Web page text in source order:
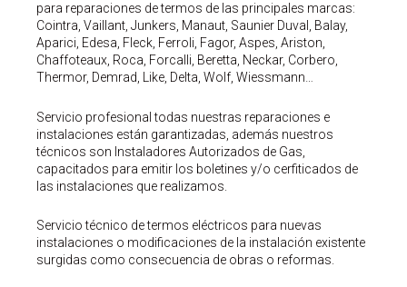
para reparaciones de termos de las principales marcas:
Cointra, Vaillant, Junkers, Manaut, Saunier Duval, Balay,
Aparici, Edesa, Fleck, Ferroli, Fagor, Aspes, Ariston,
Chaffoteaux, Roca, Forcalli, Beretta, Neckar, Corbero,
Thermor, Demrad, Like, Delta, Wolf, Wiessmann…
Servicio profesional todas nuestras reparaciones e
instalaciones están garantizadas, además nuestros
técnicos son Instaladores Autorizados de Gas,
capacitados para emitir los boletines y/o cerfiticados de
las instalaciones que realizamos.
Servicio técnico de termos eléctricos para nuevas
instalaciones o modificaciones de la instalación existente
surgidas como consecuencia de obras o reformas.